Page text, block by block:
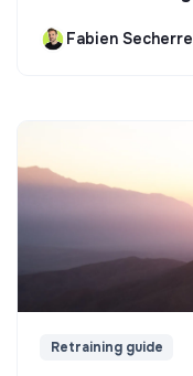
Fabien Secherre
Retraining guide